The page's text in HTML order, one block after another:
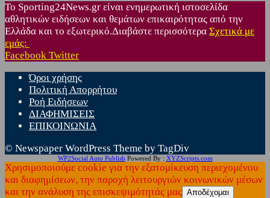
Το Sporting24News.gr είναι ενημερωτική ιστοσελίδα
αθλητικών ειδήσεων και θεμάτων επικαιρότητας από την
Ελλάδα και το εξωτερικό.Διαβάστε περισσότερα Σχετικά με
εμάς:
Facebook Twitter
Όροι χρήσης
Πολιτική Απορρήτου
Ροή Ειδήσεων
ΔΙΑΦΗΜΙΣΕΙΣ
ΕΠΙΚΟΙΝΩΝΙΑ
© Newspaper WordPress Theme by TagDiv
WP2Social Auto Publish Powered By : XYZScripts.com
Χρησιμοποιούμε cookie για την εξατομίκευση περιεχομένου
και διαφημίσεων, την παροχή λειτουργιών κοινωνικών μέσων
και την ανάλυση της επισκεψιμότητάς μας Αποδέχομαι